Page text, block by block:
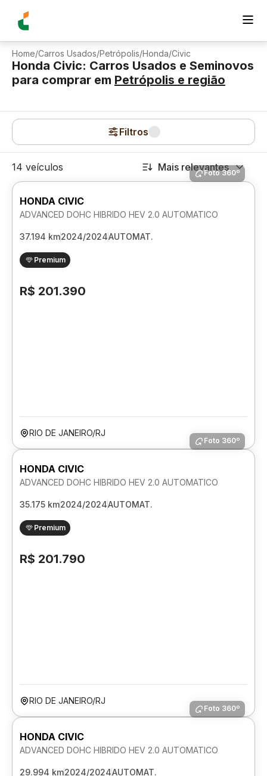
Home/Carros Usados/Petrópolis/Honda/Civic
Honda Civic: Carros Usados e Seminovos
para comprar em Petrópolis e região
Filtros
14 veículos Mais relevantes
Foto 360º
HONDA CIVIC
ADVANCED DOHC HIBRIDO HEV 2.0 AUTOMATICO
37.194 km2024/2024AUTOMAT.
Premium
R$ 201.390
RIO DE JANEIRO/RJ
Foto 360º
HONDA CIVIC
ADVANCED DOHC HIBRIDO HEV 2.0 AUTOMATICO
35.175 km2024/2024AUTOMAT.
Premium
R$ 201.790
RIO DE JANEIRO/RJ
Foto 360º
HONDA CIVIC
ADVANCED DOHC HIBRIDO HEV 2.0 AUTOMATICO
29.994 km2024/2024AUTOMAT.